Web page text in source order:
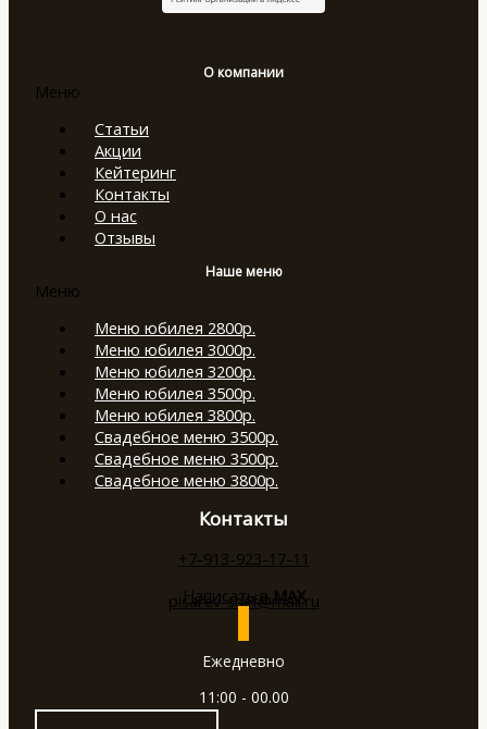
О компании
Меню
Статьи
Акции
Кейтеринг
Контакты
О нас
Отзывы
Наше меню
Меню
Меню юбилея 2800р.
Меню юбилея 3000р.
Меню юбилея 3200р.
Меню юбилея 3500р.
Меню юбилея 3800р.
Свадебное меню 3500р.
Свадебное меню 3500р.
Свадебное меню 3800р.
Контакты
+7-913-923-17-11
Написать вМАХ
pisarev-shef@mail.ru
Ежедневно
11:00 - 00.00